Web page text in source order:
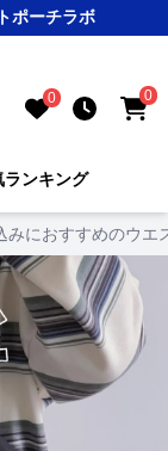
ポーチラボ
0 0
ランキング
みにおすすめのウエ